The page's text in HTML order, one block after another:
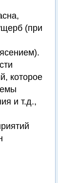
(при
которое
и т.д.,